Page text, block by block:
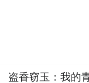
盗香窃玉：我的